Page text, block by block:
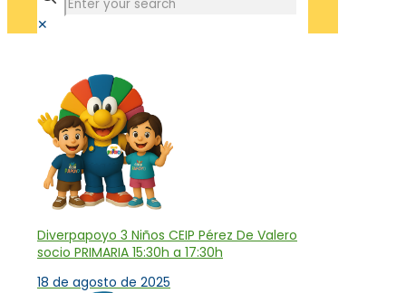
✕
Diverpapoyo 3 Niños CEIP Pérez De Valero
socio PRIMARIA 15:30h a 17:30h
18 de agosto de 2025